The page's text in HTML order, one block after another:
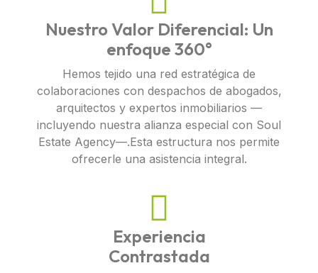
Nuestro Valor Diferencial: Un
enfoque 360°
Hemos tejido una red estratégica de
colaboraciones con despachos de abogados,
arquitectos y expertos inmobiliarios —
incluyendo nuestra alianza especial con Soul
Estate Agency—.Esta estructura nos permite
ofrecerle una asistencia integral.
Experiencia
Contrastada